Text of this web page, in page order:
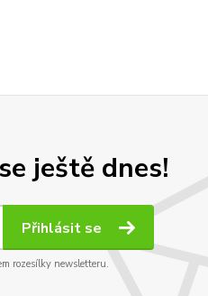
ještě dnes!
Přihlásit se
rozesílky newsletteru.